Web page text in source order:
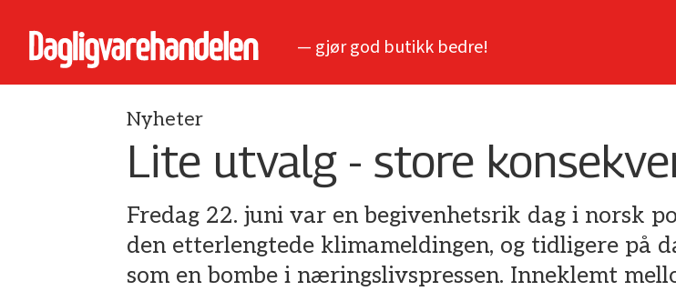
— gjør god butikk bedre!
Nyheter
Lite utvalg - store
Fredag 22. juni var en begivenhetsrik dag i norsk
den etterlengtede klimameldingen, og tidligere på
som en bombe i næringslivspressen. Inneklemt